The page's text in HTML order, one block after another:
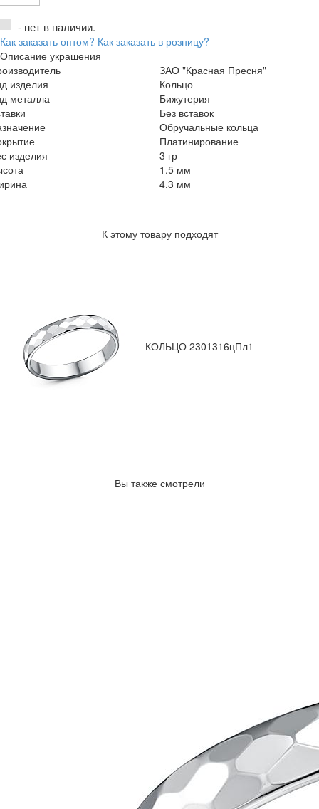
- нет в наличии.
Как заказать оптом? Как заказать в розницу?
Описание украшения
ЗАО "Красная Пресня"
изделия
Кольцо
металла
Бижутерия
Без вставок
Обручальные кольца
Платинирование
изделия
3 гр
1.5 мм
4.3 мм
К этому товару подходят
КОЛЬЦО 2301316цПл1
Вы также смотрели